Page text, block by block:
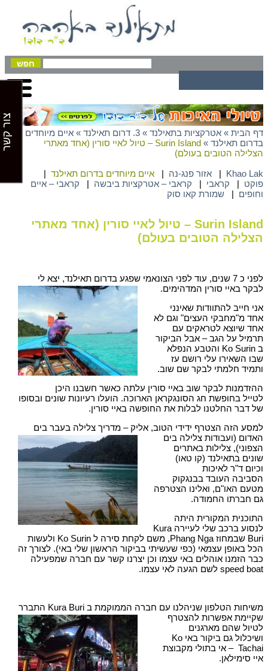
דף הבית » אטרקציות בתאילנד » 3. דרום תאילנד » איים מיוחדים
בדרום תאילנד »
Surin Island – טיול לאיי סורין (אחד מאתרי
הצלילה הטובים בעולם)
Khao Lak
| אזור פנג-נה | איים מיוחדים בדרום תאילנד |
פוקט | קראבי | קראבי – אטרקציות ביבשה | קראבי – איים
וחופים | שמורת קאו סוק
Surin Island – טיול לאיי סורין (אחד מאתרי
הצלילה הטובים בעולם)
לפני כ 7 שנים, עוד לפני הצונאמי שפגע בדרום
תאילנד, יצא לי
לבקר באיי סורין המדהימים.
אני חייב להתוודות שאינני
אחד מ"מחבקי העצים" וגם לא
אחד שיוצא לטראקים עם
תרמיל על הגב – אבל הביקור
ב Ko Surin והטבע הנפלא
שבו השאירו עלי רושם עז
ותמיד חלמתי לבקר שם שוב.
ההזדמנות לבקר שוב באיי סורין עלתה כאשר חשבנו היכן
לטייל בחופשת חג הסונגקראן הארוכה. הועלו רעיונות שונים ובסופו
של דבר החלטנו לבלות את החופשה באיי סורין.
למסע הזה הצטרף ידידי הטוב, אליק – מדריך צלילה בעבר בים
האדום (ועבודות צלילה בים
הצפוני), צלילות באתרים
שונים בתאילנד (קו טאו)
וכיום ד"ר לאיכות
הסביבה העובד בבנגקוק
מטעם האו"ם, ואלינו הצטרפה
גם חברתו החמודה.
התוכנית המקורית היתה
לנסוע ברכב שלי לעיירה Kura
Buri שבמחוז Phang Nga, משם לקחת סירה ל Ko Surin ולעשות
הכל באופן עצמאי (כפי שעשיתי בביקור הראשון שלי באי). לצורך זה
כבר הזמנו אוהלים באי עצמו וכן יצרנו קשר עם חברה שמפעילה
speed boat לשם הגעה לאי עצמו.
משיחות הטלפון שניהלנו עם חברה הממוקמת ב Kura Buri
התברר
שקיימת אפשרות להצטרף
לטיול שהם מארגנים
ושיכלול גם ביקור באי Ko
Tachai – אי בתולי מקבוצת
איי סימילאן.
צור קשר